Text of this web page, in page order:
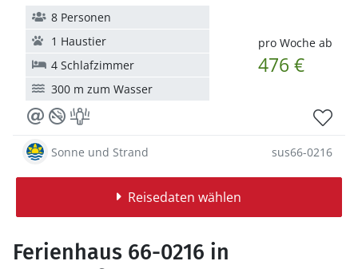
pro Woche ab
476 €
8 Personen
1 Haustier
4 Schlafzimmer
300 m zum Wasser
Sonne und Strand sus66-0216
Reisedaten wählen
Ferienhaus 66-0216 in